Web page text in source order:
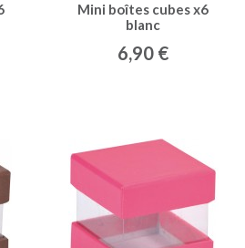
Mini boîtes cubes x6
blanc
6,90 €